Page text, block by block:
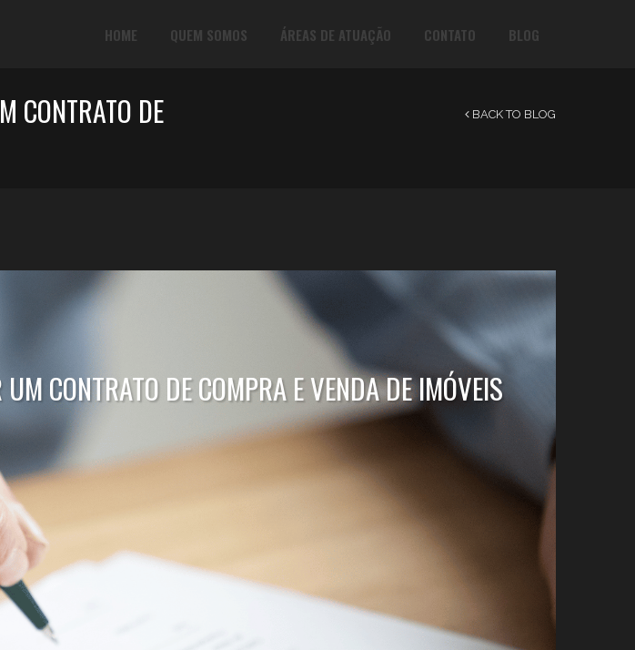
HOME QUEM SOMOS ÁREAS DE ATUAÇÃO CONTATO BLOG
CONTRATO DE BACK TO BLOG
CONTRATO DE COMPRA E VENDA DE IMÓVEIS